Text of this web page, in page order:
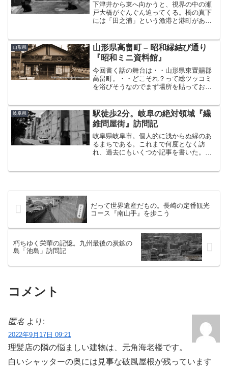
下津井から東へ向かうと、視界の中の瀬
戸大橋がぐんぐん迫ってくる。橋の真下
には「田之浦」という漁港と港町があ
うら）と呼ばれていたそうだ。古くから
「下津井」、「吹上」、「田...
山形県
山形県高畠町 – 昭和縁結び通り
『昭和ミニ資料館』
今回書く話の舞台は・・山形県東置賜郡
高畠町。・・どこそれ？って総ツッコミ
を浴びそうなのでまず場所を貼っておき
昭和30年代をテーマにしたまちおこしを
やっている商店街、昭和...
岐阜県
駅徒歩2分。岐阜の絶対領域『繊
維問屋街』訪問記
岐阜県岐阜市。個人的に浅からぬ縁のあ
るまちである。これまで何度となく訪
れ、過去にもいくつか記事を書いた。今
だって世界遺産だもの。長崎の定番観光
コース『南山手』を歩こう
朽ちゆく栄華の記憶。九州最後の炭鉱の
島「池島」訪問記
コメント
匿名 より:
2022年9月17日 09:21
理髪店の隣の悩ましい建物は、元角海老楼です。
白いシャッターの奥には見事な破風屋根が残っています